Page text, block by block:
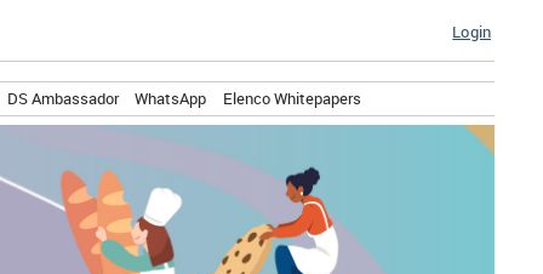
Login
DS Ambassador WhatsApp Elenco Whitepapers